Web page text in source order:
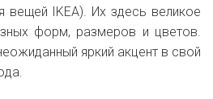
вещей IKEA). Их здесь великое
форм, размеров и цветов.
яркий акцент в свой